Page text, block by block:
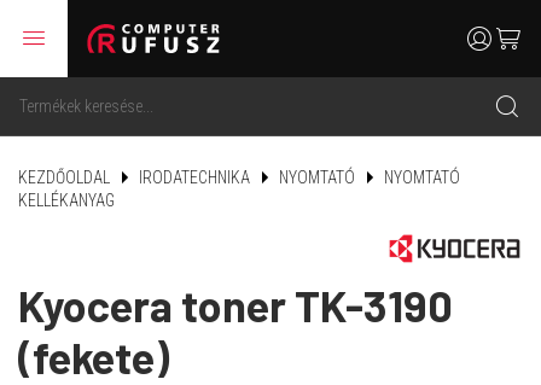
menu
search
usercart
KEZDŐOLDAL IRODATECHNIKA NYOMTATÓ
NYOMTATÓ
KELLÉKANYAG
Kyocera toner TK-3190
(fekete)